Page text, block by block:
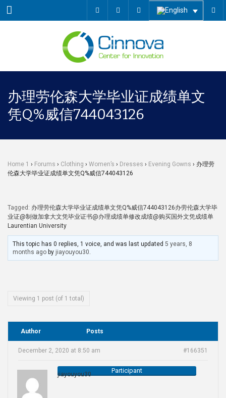
Menu
办理劳伦森大学毕业证成绩单文
凭Q%威信744043126
Home 1 › Forums › Clothing › Women’s › Dresses › Evening Gowns › 办理劳
伦森大学毕业证成绩单文凭Q%威信744043126
Tagged: 办理劳伦森大学毕业证成绩单文凭Q%威信744043126办劳伦森大学毕
业证@制做加拿大文凭毕业证书@办理成绩单修改成绩@购买国外文凭成绩单
Laurentian University
This topic has 0 replies, 1 voice, and was last updated5 years, 8
months ago by jiayouyou30.
Viewing 1 post (of 1 total)
Author Posts
December 2, 2020 at 8:50 am #166351
jiayouyou30 Participant